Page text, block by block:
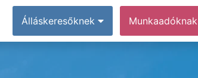
Álláskeresőknek Munkaadóknak